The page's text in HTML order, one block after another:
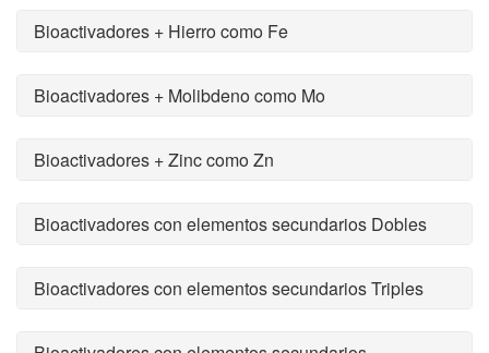
Bioactivadores + Hierro como Fe
Bioactivadores + Molibdeno como Mo
Bioactivadores + Zinc como Zn
Bioactivadores con elementos secundarios Dobles
Bioactivadores con elementos secundarios Triples